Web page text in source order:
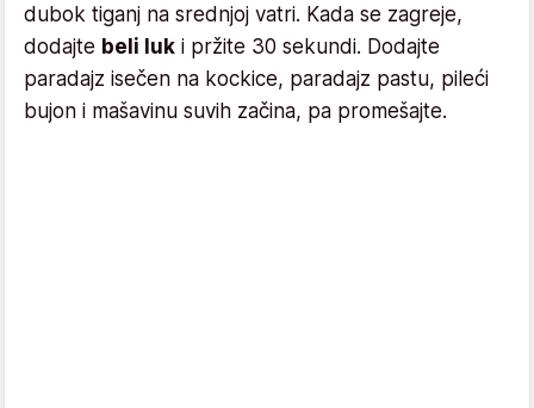
dubok tiganj na srednjoj vatri. Kada se zagreje,
dodajte beli luk i pržite 30 sekundi. Dodajte
paradajz isečen na kockice, paradajz pastu, pileći
bujon i mašavinu suvih začina, pa promešajte.